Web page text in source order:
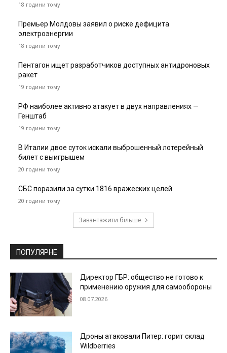
18 години тому
Премьер Молдовы заявил о риске дефицита
электроэнергии
18 години тому
Пентагон ищет разработчиков доступных антидроновых
ракет
19 години тому
РФ наиболее активно атакует в двух направлениях —
Генштаб
19 години тому
В Италии двое суток искали выброшенный лотерейный
билет с выигрышем
20 години тому
СБС поразили за сутки 1816 вражеских целей
20 години тому
Завантажити більше
ПОПУЛЯРНЕ
Директор ГБР: общество не готово к
применению оружия для самообороны
08.07.2026
Дроны атаковали Питер: горит склад
Wildberries